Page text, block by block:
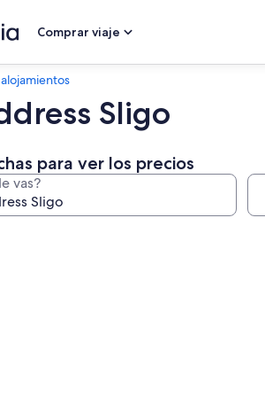
Comprar viaje
Sligo
para ver los precios
vas?